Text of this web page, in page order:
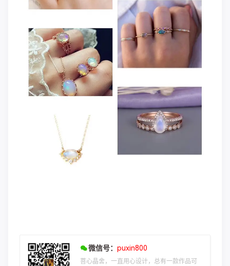
微信号： puxin800
菩心晶舍，一直用心设计，总有一款作品可